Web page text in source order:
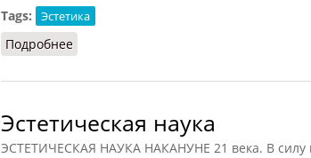
Tags:
Эстетика
Подробнее
Эстетическая наука
ЭСТЕТИЧЕСКАЯ НАУКА НАКАНУНЕ 21 века. В силу